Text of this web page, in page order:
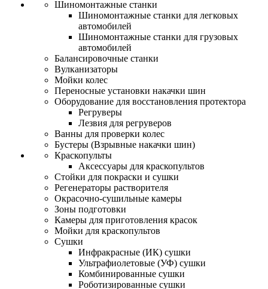
Шиномонтажные станки
Шиномонтажные станки для легковых
автомобилей
Шиномонтажные станки для грузовых
автомобилей
Балансировочные станки
Вулканизаторы
Мойки колес
Переносные установки накачки шин
Оборудование для восстановления протектора
Регруверы
Лезвия для регруверов
Ванны для проверки колес
Бустеры (Взрывные накачки шин)
Краскопульты
Аксессуары для краскопультов
Стойки для покраски и сушки
Регенераторы растворителя
Окрасочно-сушильные камеры
Зоны подготовки
Камеры для приготовления красок
Мойки для краскопультов
Сушки
Инфракрасные (ИК) сушки
Ультрафиолетовые (УФ) сушки
Комбинированные сушки
Роботизированные сушки